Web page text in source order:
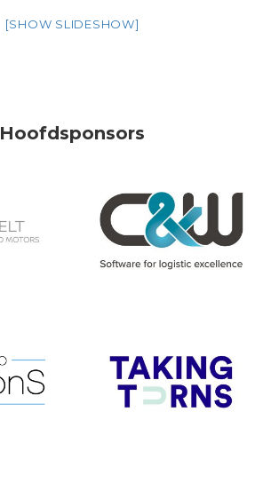
[SHOW SLIDESHOW]
Hoofdsponsors